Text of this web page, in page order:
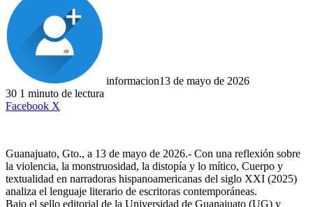
informacion13 de mayo de 2026
30 1 minuto de lectura
Facebook X
Guanajuato, Gto., a 13 de mayo de 2026.- Con una reflexión sobre
la violencia, la monstruosidad, la distopía y lo mítico, Cuerpo y
textualidad en narradoras hispanoamericanas del siglo XXI (2025)
analiza el lenguaje literario de escritoras contemporáneas.
Bajo el sello editorial de la Universidad de Guanajuato (UG) y